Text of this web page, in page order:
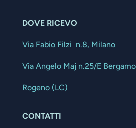
DOVE RICEVO
Via Fabio Filzi n.8, Milano
Via Angelo Maj n.25/E Bergamo
Rogeno (LC)
CONTATTI